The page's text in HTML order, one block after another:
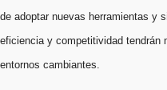
de adoptar nuevas herramientas y
eficiencia y competitividad tendrán
entornos cambiantes.